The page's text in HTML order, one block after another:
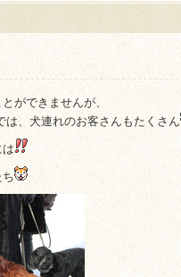
ができませんが、
、犬連れのお客さんもたくさん
は
ち